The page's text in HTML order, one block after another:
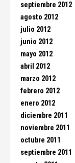
septiembre 2012
agosto 2012
julio 2012
junio 2012
mayo 2012
abril 2012
marzo 2012
febrero 2012
enero 2012
diciembre 2011
noviembre 2011
octubre 2011
septiembre 2011